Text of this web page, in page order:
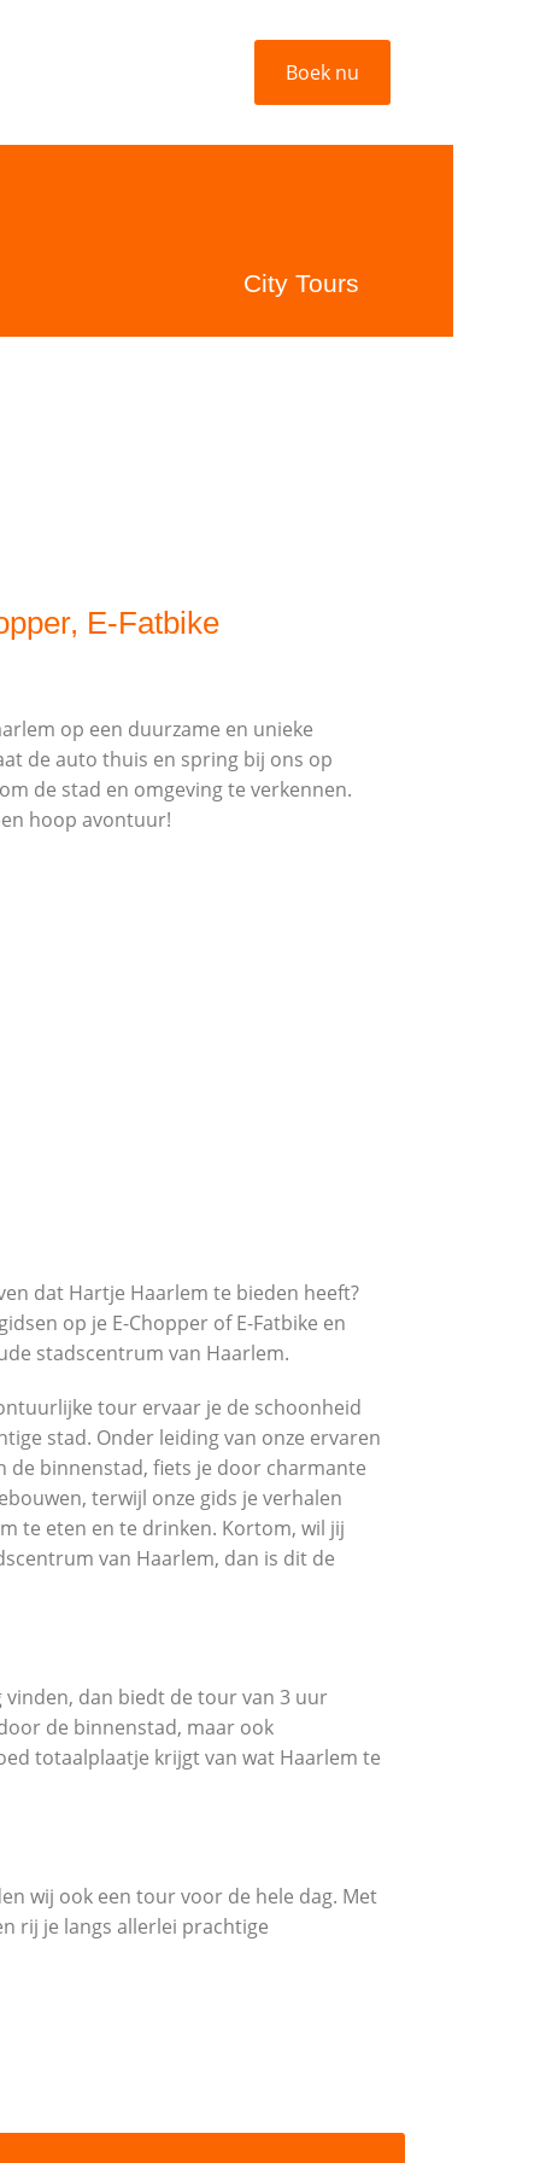
Boek nu
City Tours
E-Fatbike
op een duurzame en unieke
de auto thuis en spring bij ons op
de stad en omgeving te verkennen.
hoop avontuur!
dat Hartje Haarlem te bieden heeft?
op je E-Chopper of E-Fatbike en
stadscentrum van Haarlem.
tour ervaar je de schoonheid
stad. Onder leiding van onze ervaren
de binnenstad, fiets je door charmante
terwijl onze gids je verhalen
te eten en te drinken. Kortom, wil jij
van Haarlem, dan is dit de
dan biedt de tour van 3 uur
de binnenstad, maar ook
totaalplaatje krijgt van wat Haarlem te
wij ook een tour voor de hele dag. Met
rij je langs allerlei prachtige